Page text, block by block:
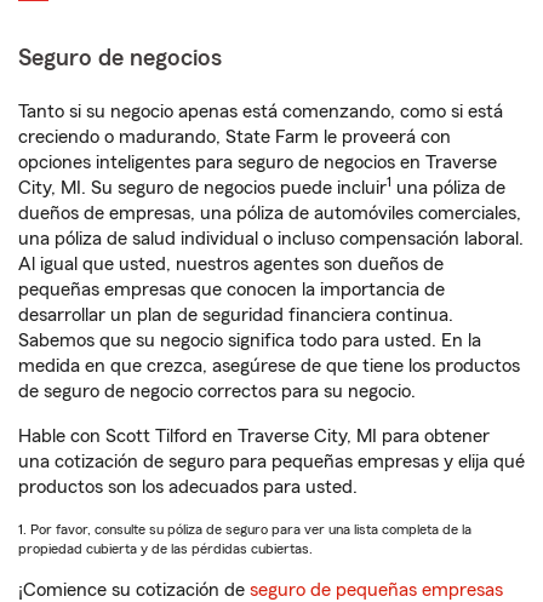
Seguro de negocios
Tanto si su negocio apenas está comenzando, como si está
creciendo o madurando, State Farm le proveerá con
opciones inteligentes para seguro de negocios en Traverse
City, MI. Su seguro de negocios puede incluir1 una póliza de
dueños de empresas, una póliza de automóviles comerciales,
una póliza de salud individual o incluso compensación laboral.
Al igual que usted, nuestros agentes son dueños de
pequeñas empresas que conocen la importancia de
desarrollar un plan de seguridad financiera continua.
Sabemos que su negocio significa todo para usted. En la
medida en que crezca, asegúrese de que tiene los productos
de seguro de negocio correctos para su negocio.
Hable con Scott Tilford en Traverse City, MI para obtener
una cotización de seguro para pequeñas empresas y elija qué
productos son los adecuados para usted.
1. Por favor, consulte su póliza de seguro para ver una lista completa de la
propiedad cubierta y de las pérdidas cubiertas.
¡Comience su cotización de seguro de pequeñas empresas